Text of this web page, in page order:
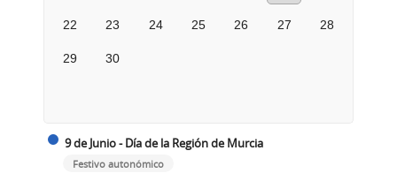
22 23 24 25 26 27 28
29 30
9 de Junio - Día de la Región de Murcia
Festivo autonómico